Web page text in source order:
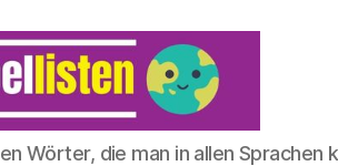
Wörter, die man in allen Sprachen